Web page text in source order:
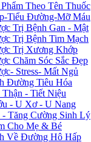
Theo Tên Thuốc
Tiểu Đường-Mỡ Máu
Trị Bệnh Gan - Mật
Trị Bệnh Tim Mạch
Trị Xương Khớp
Chăm Sóc Sắc Đẹp
Stress- Mất Ngủ
Đường Tiêu Hóa
- Tiết Niệu
- U Xơ - U Nang
- Tăng Cường Sinh Lý
Cho Mẹ & Bé
Về Đường Hô Hấp